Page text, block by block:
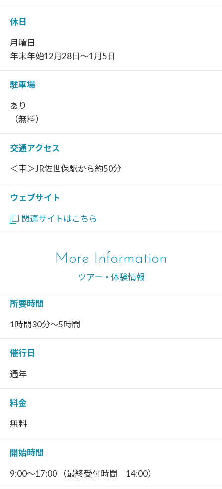
休日
月曜日
年末年始12月28日～1月5日
駐車場
あり
（無料）
交通アクセス
＜車＞JR佐世保駅から約50分
ウェブサイト
関連サイトはこちら
More Information
ツアー・体験情報
所要時間
1時間30分～5時間
催行日
通年
料金
無料
開始時間
9:00～17:00 （最終受付時間 14:00）